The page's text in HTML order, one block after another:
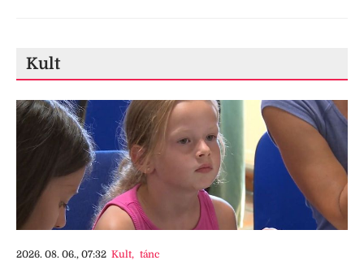
Kult
2026. 08. 06., 07:32 Kult, tánc